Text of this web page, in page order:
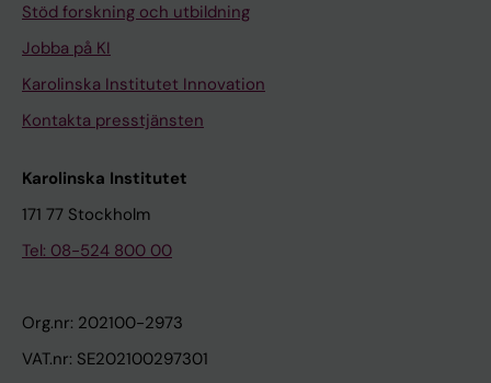
Stöd forskning och utbildning
Jobba på KI
Karolinska Institutet Innovation
Kontakta presstjänsten
Karolinska Institutet
171 77 Stockholm
Tel: 08-524 800 00
Org.nr: 202100-2973
VAT.nr: SE202100297301